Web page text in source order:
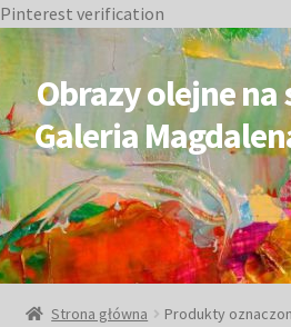
Pinterest verification
do
nawigacji
do
treści
Obrazy olejne na
Galeria
OBRAZY DOSTĘPNE
Strona główna
Produkty